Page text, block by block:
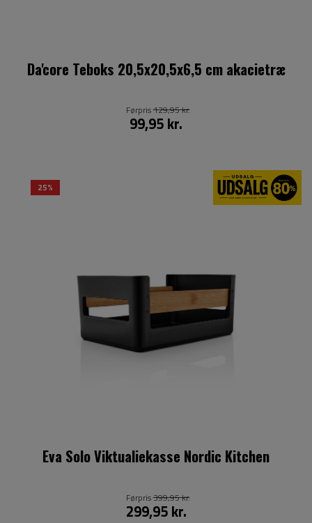
Da'core Teboks 20,5x20,5x6,5 cm akacietræ
99,95 kr.
Førpris129,95 kr.
25%
Eva Solo Viktualiekasse Nordic Kitchen
299,95 kr.
Førpris399,95 kr.